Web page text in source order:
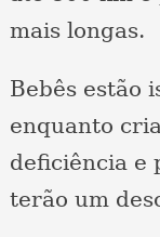
mais longas.
Bebês estão
enquanto
deficiência e
terão um